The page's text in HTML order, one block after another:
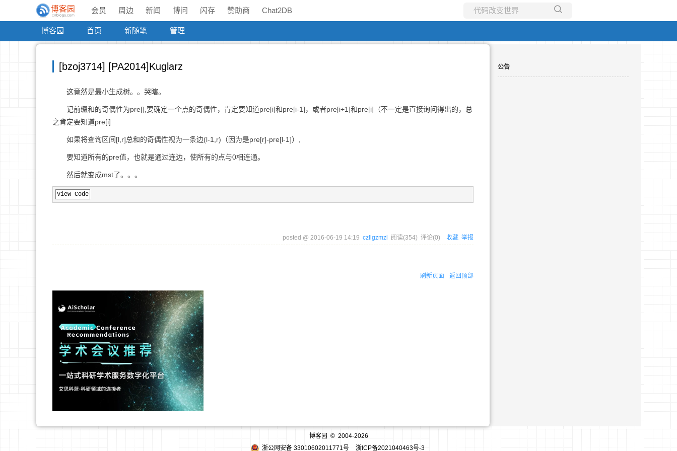
会员 周边 新闻 博问 闪存 赞助商 Chat2DB
博客园 首页 新随笔 管理
[bzoj3714] [PA2014]Kuglarz
这竟然是最小生成树。。哭瞎。
记前缀和的奇偶性为pre[],要确定一个点的奇偶性，肯定要知道pre[i]和pre[i-1]，或者pre[i+1]和pre[i]（不一定是直接询问得出的，总
之肯定要知道pre[i]
如果将查询区间[l,r]总和的奇偶性视为一条边(l-1,r)（因为是pre[r]-pre[l-1]）,
要知道所有的pre值，也就是通过连边，使所有的点与0相连通。
然后就变成mst了。。。
View Code
posted @ 2016-06-19 14:19 czllgzmzl 阅读(354) 评论(0) 收藏 举报
刷新页面 返回顶部
公告
博客园 © 2004-2026
浙公网安备 33010602011771号
浙ICP备2021040463号-3